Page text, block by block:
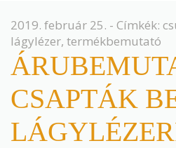
2019. február 25. - Címkék:
lágylézer, termékbemutató
CSAPTÁK